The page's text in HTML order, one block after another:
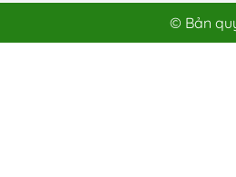
© Bản